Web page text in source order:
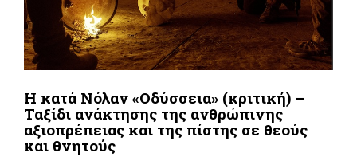
Η κατά Νόλαν «Οδύσσεια» (κριτική) –
Ταξίδι ανάκτησης της ανθρώπινης
αξιοπρέπειας και της πίστης σε θεούς
και θνητούς